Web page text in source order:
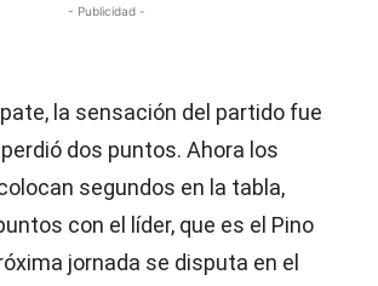
- Publicidad -
la sensación del partido fue
dos puntos. Ahora los
segundos en la tabla,
con el líder, que es el Pino
jornada se disputa en el